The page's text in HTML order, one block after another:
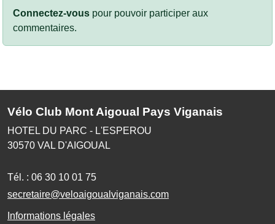
Connectez-vous pour pouvoir participer aux
commentaires.
Vélo Club Mont Aigoual Pays Viganais
HOTEL DU PARC - L'ESPEROU
30570 VAL D'AIGOUAL
Tél. : 06 30 10 01 75
secretaire@veloaigoualviganais.com
Informations légales